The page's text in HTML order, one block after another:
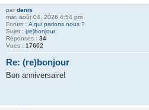
par denis
mar. août 04, 2026 4:54 pm
Forum : A qui parlons nous ?
Sujet : (re)bonjour
Réponses : 34
Vues : 17662
Re: (re)bonjour
Bon anniversaire!